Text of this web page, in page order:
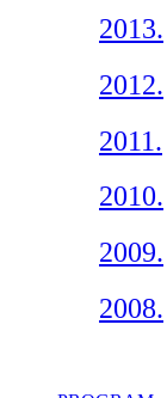
2013.
2012.
2011.
2010.
2009.
2008.